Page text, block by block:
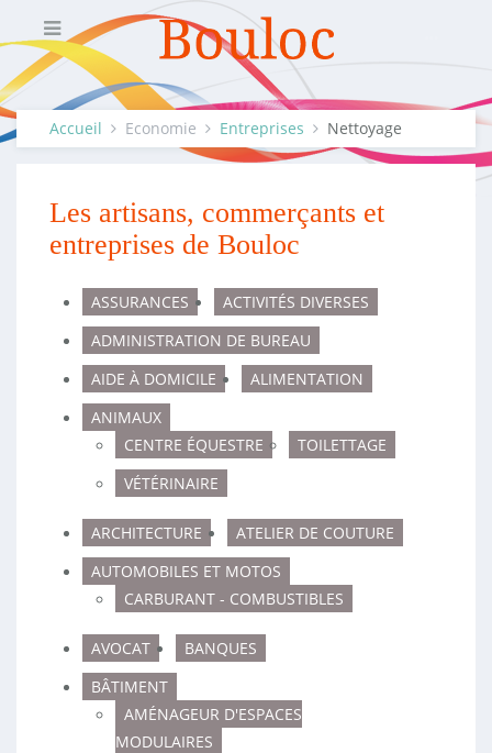
Accueil Economie Entreprises Nettoyage
Les artisans, commerçants et
entreprises de Bouloc
ASSURANCES
ACTIVITÉS DIVERSES
ADMINISTRATION DE BUREAU
AIDE À DOMICILE
ALIMENTATION
ANIMAUX
CENTRE ÉQUESTRE
TOILETTAGE
VÉTÉRINAIRE
ARCHITECTURE
ATELIER DE COUTURE
AUTOMOBILES ET MOTOS
CARBURANT - COMBUSTIBLES
AVOCAT
BANQUES
BÂTIMENT
AMÉNAGEUR D'ESPACES
MODULAIRES